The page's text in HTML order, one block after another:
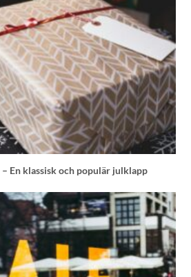
En klassisk och populär julklapp